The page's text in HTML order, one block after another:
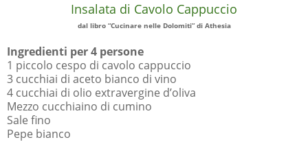
Insalata di Cavolo Cappuccio
dal libro “Cucinare nelle Dolomiti” di Athesia
Ingredienti per 4 persone
1 piccolo cespo di cavolo cappuccio
3 cucchiai di aceto bianco di vino
4 cucchiai di olio extravergine d’oliva
Mezzo cucchiaino di cumino
Sale fino
Pepe bianco